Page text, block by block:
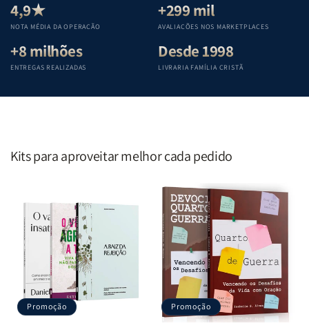
Teológica
Penkal
Penkal
Teológica
Penkal
4,9★
NOTA MÉDIA DA OPERAÇÃO
+299 mil
AVALIAÇÕES NOS MARKETPLACES
+8 milhões
ENTREGAS REALIZADAS
Desde 1998
LIVRARIA FAMÍLIA CRISTÃ
Kits para aproveitar melhor cada pedido
Promoção Promoção